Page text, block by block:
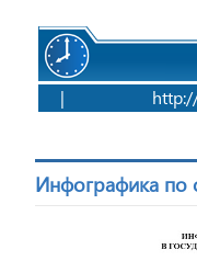
|
Инфографика